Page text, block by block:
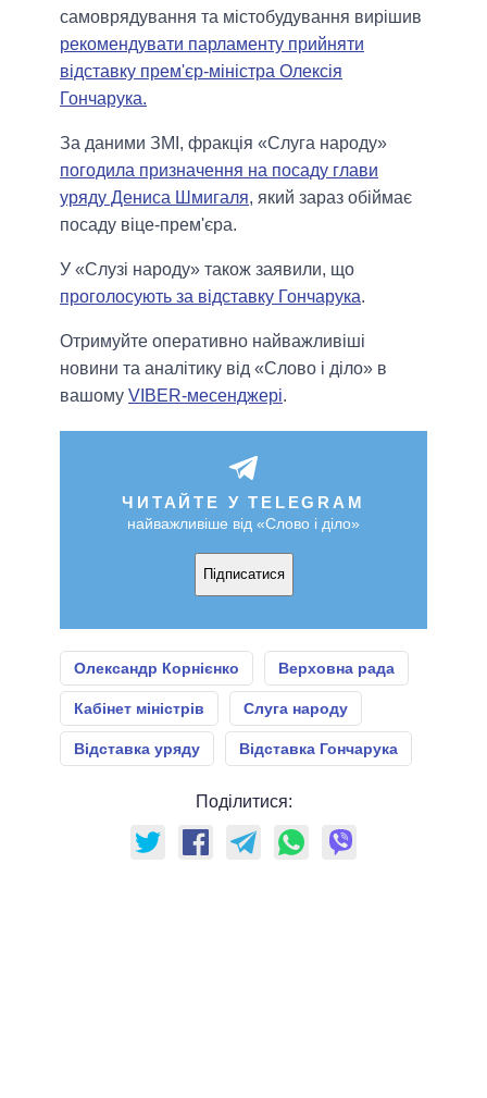
самоврядування та містобудування вирішив
рекомендувати парламенту прийняти
відставку прем'єр-міністра Олексія
Гончарука.
За даними ЗМІ, фракція «Слуга народу»
погодила призначення на посаду глави
уряду Дениса Шмигаля, який зараз обіймає
посаду віце-прем'єра.
У «Слузі народу» також заявили, що
проголосують за відставку Гончарука.
Отримуйте оперативно найважливіші
новини та аналітику від «Слово і діло» в
вашому VIBER-месенджері.
ЧИТАЙТЕ У TELEGRAM
найважливіше від «Слово і діло»
Підписатися
Олександр Корнієнко Верховна рада
Кабінет міністрів Слуга народу
Відставка уряду Відставка Гончарука
Поділитися: